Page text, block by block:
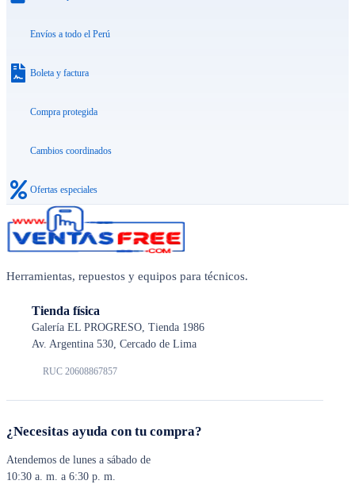
Envíos a todo el Perú
Boleta y factura
Compra protegida
Cambios coordinados
Ofertas especiales
Herramientas, repuestos y equipos para técnicos.
Tienda física
Galería EL PROGRESO, Tienda 1986
Av. Argentina 530, Cercado de Lima
RUC 20608867857
¿Necesitas ayuda con tu compra?
Atendemos de lunes a sábado de
10:30 a. m. a 6:30 p. m.